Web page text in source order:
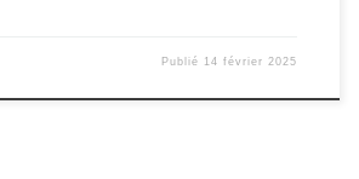
Publié 14 février 2025